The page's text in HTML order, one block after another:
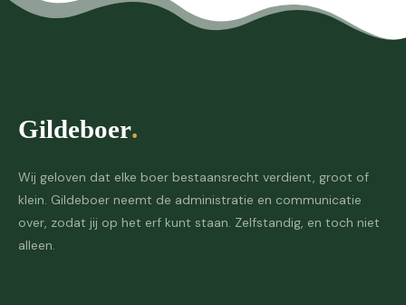
Wij geloven dat elke boer bestaansrecht verdient, groot of
klein. Gildeboer neemt de administratie en communicatie
over, zodat jij op het erf kunt staan. Zelfstandig, en toch niet
alleen.